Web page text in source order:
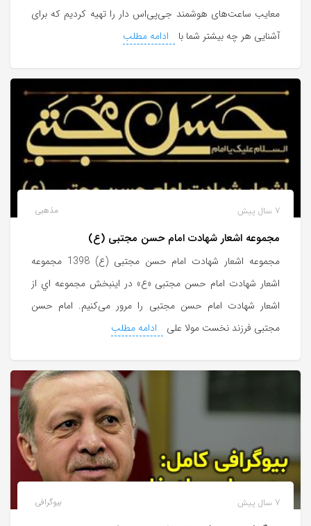
معایب ساعت‌های هوشمند جی‌پی‌اس دار را تهیه کردیم که برای
آشنایی هر چه بیشتر شما با
ادامه مطلب
مذهبی 7 سال پیش
مجموعه اشعار شهادت امام حسن مجتبی (ع)
مجموعه اشعار شهادت امام حسن مجتبی (ع) 1398 مجموعه
اشعار شهادت امام حسن مجتبی «ع» در اینبخش مجموعه اي از
اشعار شهادت امام حسن مجتبی را مرور می‌کنیم. امام حسن
مجتبی فرزند نخست مولا علی
ادامه مطلب
بیوگرافی 7 سال پیش